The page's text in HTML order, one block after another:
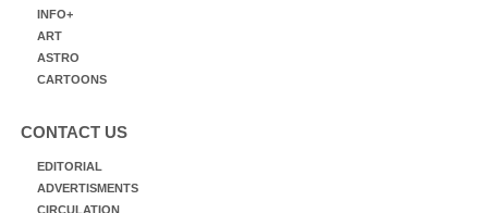
INFO+
ART
ASTRO
CARTOONS
CONTACT US
EDITORIAL
ADVERTISMENTS
CIRCULATION